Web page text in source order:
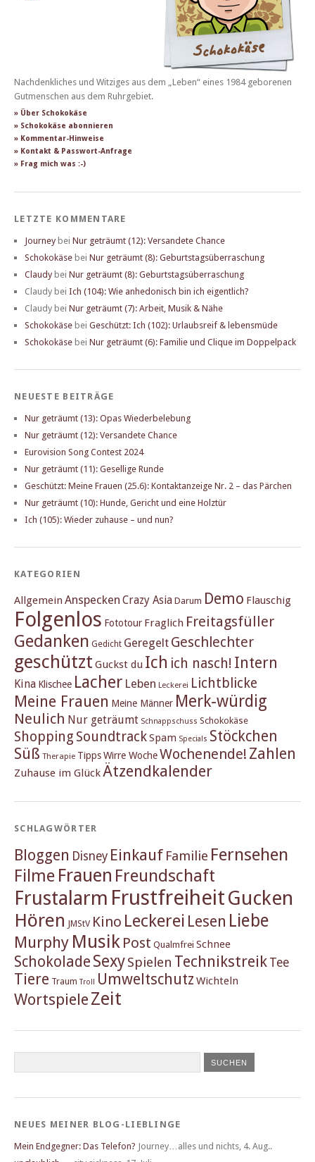
Nachdenkliches und Witziges aus dem „Leben“ eines 1984 geborenen
Gutmenschen aus dem Ruhrgebiet.
» Über Schokokäse
» Schokokäse abonnieren
» Kommentar-Hinweise
» Kontakt & Passwort-Anfrage
» Frag mich was :-)
LETZTE KOMMENTARE
Journey bei Nur geträumt (12): Versandete Chance
Schokokäse bei Nur geträumt (8): Geburtstagsüberraschung
Claudy bei Nur geträumt (8): Geburtstagsüberraschung
Claudy bei Ich (104): Wie anhedonisch bin ich eigentlich?
Claudy bei Nur geträumt (7): Arbeit, Musik & Nähe
Schokokäse bei Geschützt: Ich (102): Urlaubsreif & lebensmüde
Schokokäse bei Nur geträumt (6): Familie und Clique im Doppelpack
NEUESTE BEITRÄGE
Nur geträumt (13): Opas Wiederbelebung
Nur geträumt (12): Versandete Chance
Eurovision Song Contest 2024
Nur geträumt (11): Gesellige Runde
Geschützt: Meine Frauen (25.6): Kontaktanzeige Nr. 2 – das Pärchen
Nur geträumt (10): Hunde, Gericht und eine Holztür
Ich (105): Wieder zuhause – und nun?
KATEGORIEN
Allgemein Anspecken Crazy Asia Darum Demo Flauschig
Folgenlos Fototour Fraglich Freitagsfüller
Gedanken Gedicht Geregelt Geschlechter
geschützt Guckst du Ich ich nasch! Intern
Kina Klischee Lacher Leben Leckerei Lichtblicke
Meine Frauen Meine Männer Merk-würdig
Neulich Nur geträumt Schnappschuss Schokokäse
Shopping SoundtrackSpam Specials Stöckchen
Süß Therapie TippsWirre WocheWochenende! Zahlen
Zuhause im GlückÄtzendkalender
SCHLAGWÖRTER
Bloggen Disney Einkauf Familie Fernsehen
Filme Frauen Freundschaft
Frustalarm FrustfreiheitGucken
Hören JMStV Kino Leckerei Lesen Liebe
Murphy Musik Post Qualmfrei Schnee
Schokolade SexySpielen Technikstreik Tee
Tiere Traum Troll Umweltschutz Wichteln
Wortspiele Zeit
NEUES MEINER BLOG-LIEBLINGE
Mein Endgegner: Das Telefon? Journey…alles und nichts, 4. Aug..